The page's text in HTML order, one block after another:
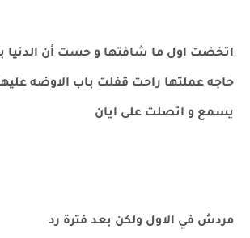
اتخضت اول ما شافتها و حست أن الدنيا
حاجه عملتها راحت قفلت باب الاوضه
يسمع و اتصلت على ايان
مردش في الاول ولكن بعد فترة رد